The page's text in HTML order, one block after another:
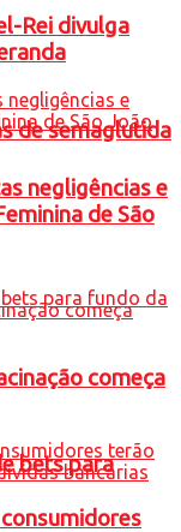
de semaglutida
bets para
Rei divulga
negligências e
de São
começa